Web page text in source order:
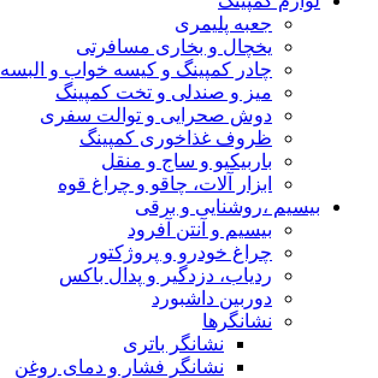
جعبه پلیمری
یخچال و بخاری مسافرتی
چادر کمپینگ و کیسه خواب و البسه
میز و صندلی و تخت کمپینگ
دوش صحرایی و توالت سفری
ظروف غذاخوری کمپینگ
باربیکیو و ساج و منقل
ابزار آلات، چاقو و چراغ قوه
بیسیم ،روشنایی و برقی
بیسیم و آنتن آفرود
چراغ خودرو و پروژکتور
ردیاب، دزدگیر و پدال باکس
دوربین داشبورد
نشانگرها
نشانگر باتری
نشانگر فشار و دمای روغن